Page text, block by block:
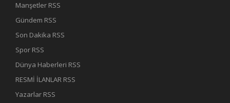
Manşetler RSS
Gündem RSS
Son Dakika RSS
Spor RSS
Dünya Haberleri RSS
RESMİ İLANLAR RSS
Yazarlar RSS